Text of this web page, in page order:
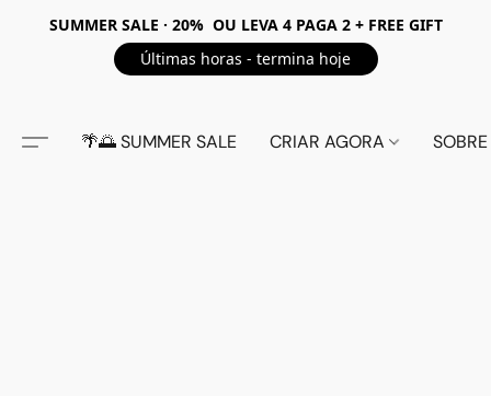
SUMMER SALE · 20% OU LEVA 4 PAGA 2 + FREE GIFT
Últimas horas - termina hoje
🌴🌅 SUMMER SALE CRIAR AGORA